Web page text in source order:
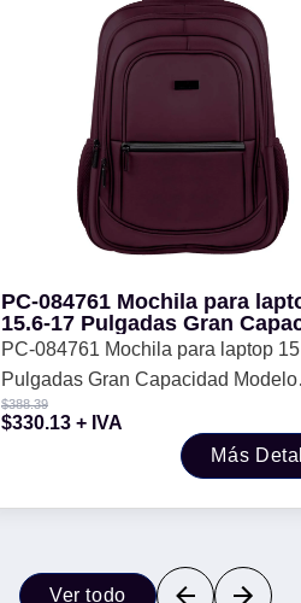
PC-084761 Mochila para
15.6-17 Pulgadas Gran
Modelo Essentials Color
PERFECT CHOICE -
PC-084761 Mochila para laptop
Pulgadas Gran Capacidad Modelo
Essentials Color Morado |
$388.39
$330.13 + IVA
Más
Ver todo